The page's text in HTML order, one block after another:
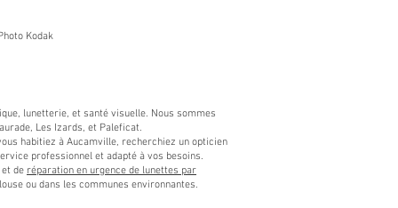
Kodak​
lunetterie, et santé visuelle. Nous sommes
Les Izards, et Paleficat.
habitiez à Aucamville, recherchiez un opticien
professionnel et adapté à vos besoins.
et de réparation en urgence de lunettes par
ou dans les communes environnantes.